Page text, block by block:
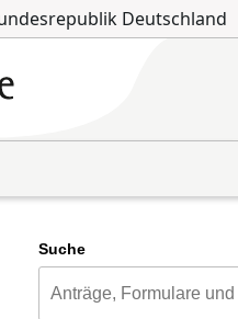
Deutschland
Suche